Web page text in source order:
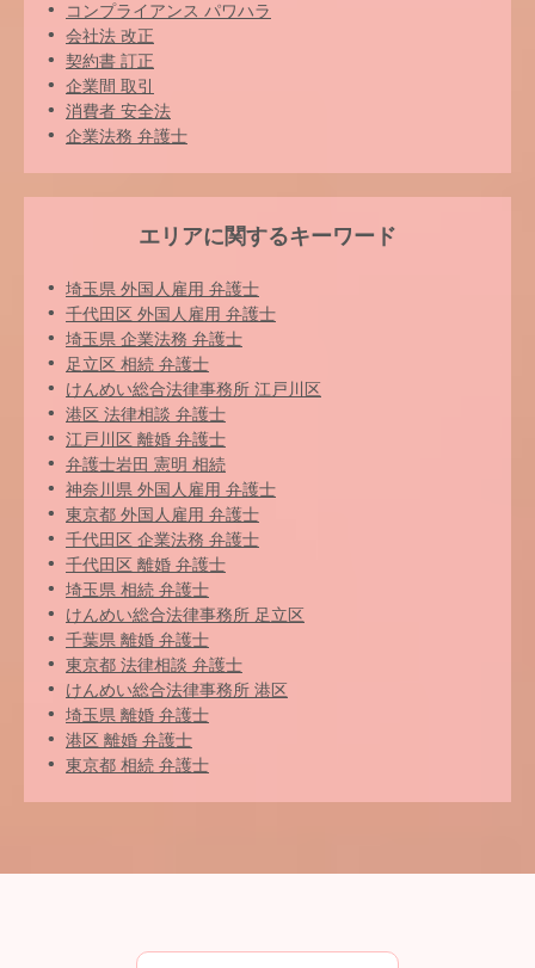
コンプライアンス パワハラ
会社法 改正
契約書 訂正
企業間 取引
消費者 安全法
企業法務 弁護士
エリアに関するキーワード
埼玉県 外国人雇用 弁護士
千代田区 外国人雇用 弁護士
埼玉県 企業法務 弁護士
足立区 相続 弁護士
けんめい総合法律事務所 江戸川区
港区 法律相談 弁護士
江戸川区 離婚 弁護士
弁護士岩田 憲明 相続
神奈川県 外国人雇用 弁護士
東京都 外国人雇用 弁護士
千代田区 企業法務 弁護士
千代田区 離婚 弁護士
埼玉県 相続 弁護士
けんめい総合法律事務所 足立区
千葉県 離婚 弁護士
東京都 法律相談 弁護士
けんめい総合法律事務所 港区
埼玉県 離婚 弁護士
港区 離婚 弁護士
東京都 相続 弁護士